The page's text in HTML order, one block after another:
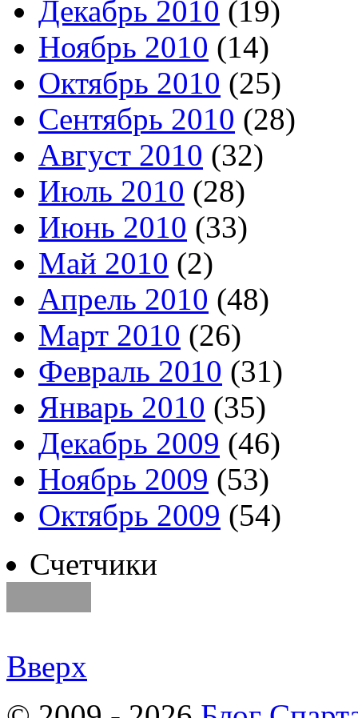
Декабрь 2010 (19)
Ноябрь 2010 (14)
Октябрь 2010 (25)
Сентябрь 2010 (28)
Август 2010 (32)
Июль 2010 (28)
Июнь 2010 (33)
Май 2010 (2)
Апрель 2010 (48)
Март 2010 (26)
Февраль 2010 (31)
Январь 2010 (35)
Декабрь 2009 (46)
Ноябрь 2009 (53)
Октябрь 2009 (54)
Счетчики
Вверх